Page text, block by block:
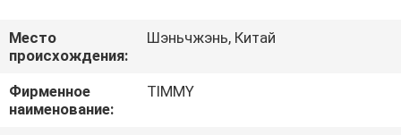
ПУТЕШЕСТВИЕ
ФАБРИКИ
Место
происхождения:
Шэньчжэнь, Китай
Фирменное
наименование:
TIMMY